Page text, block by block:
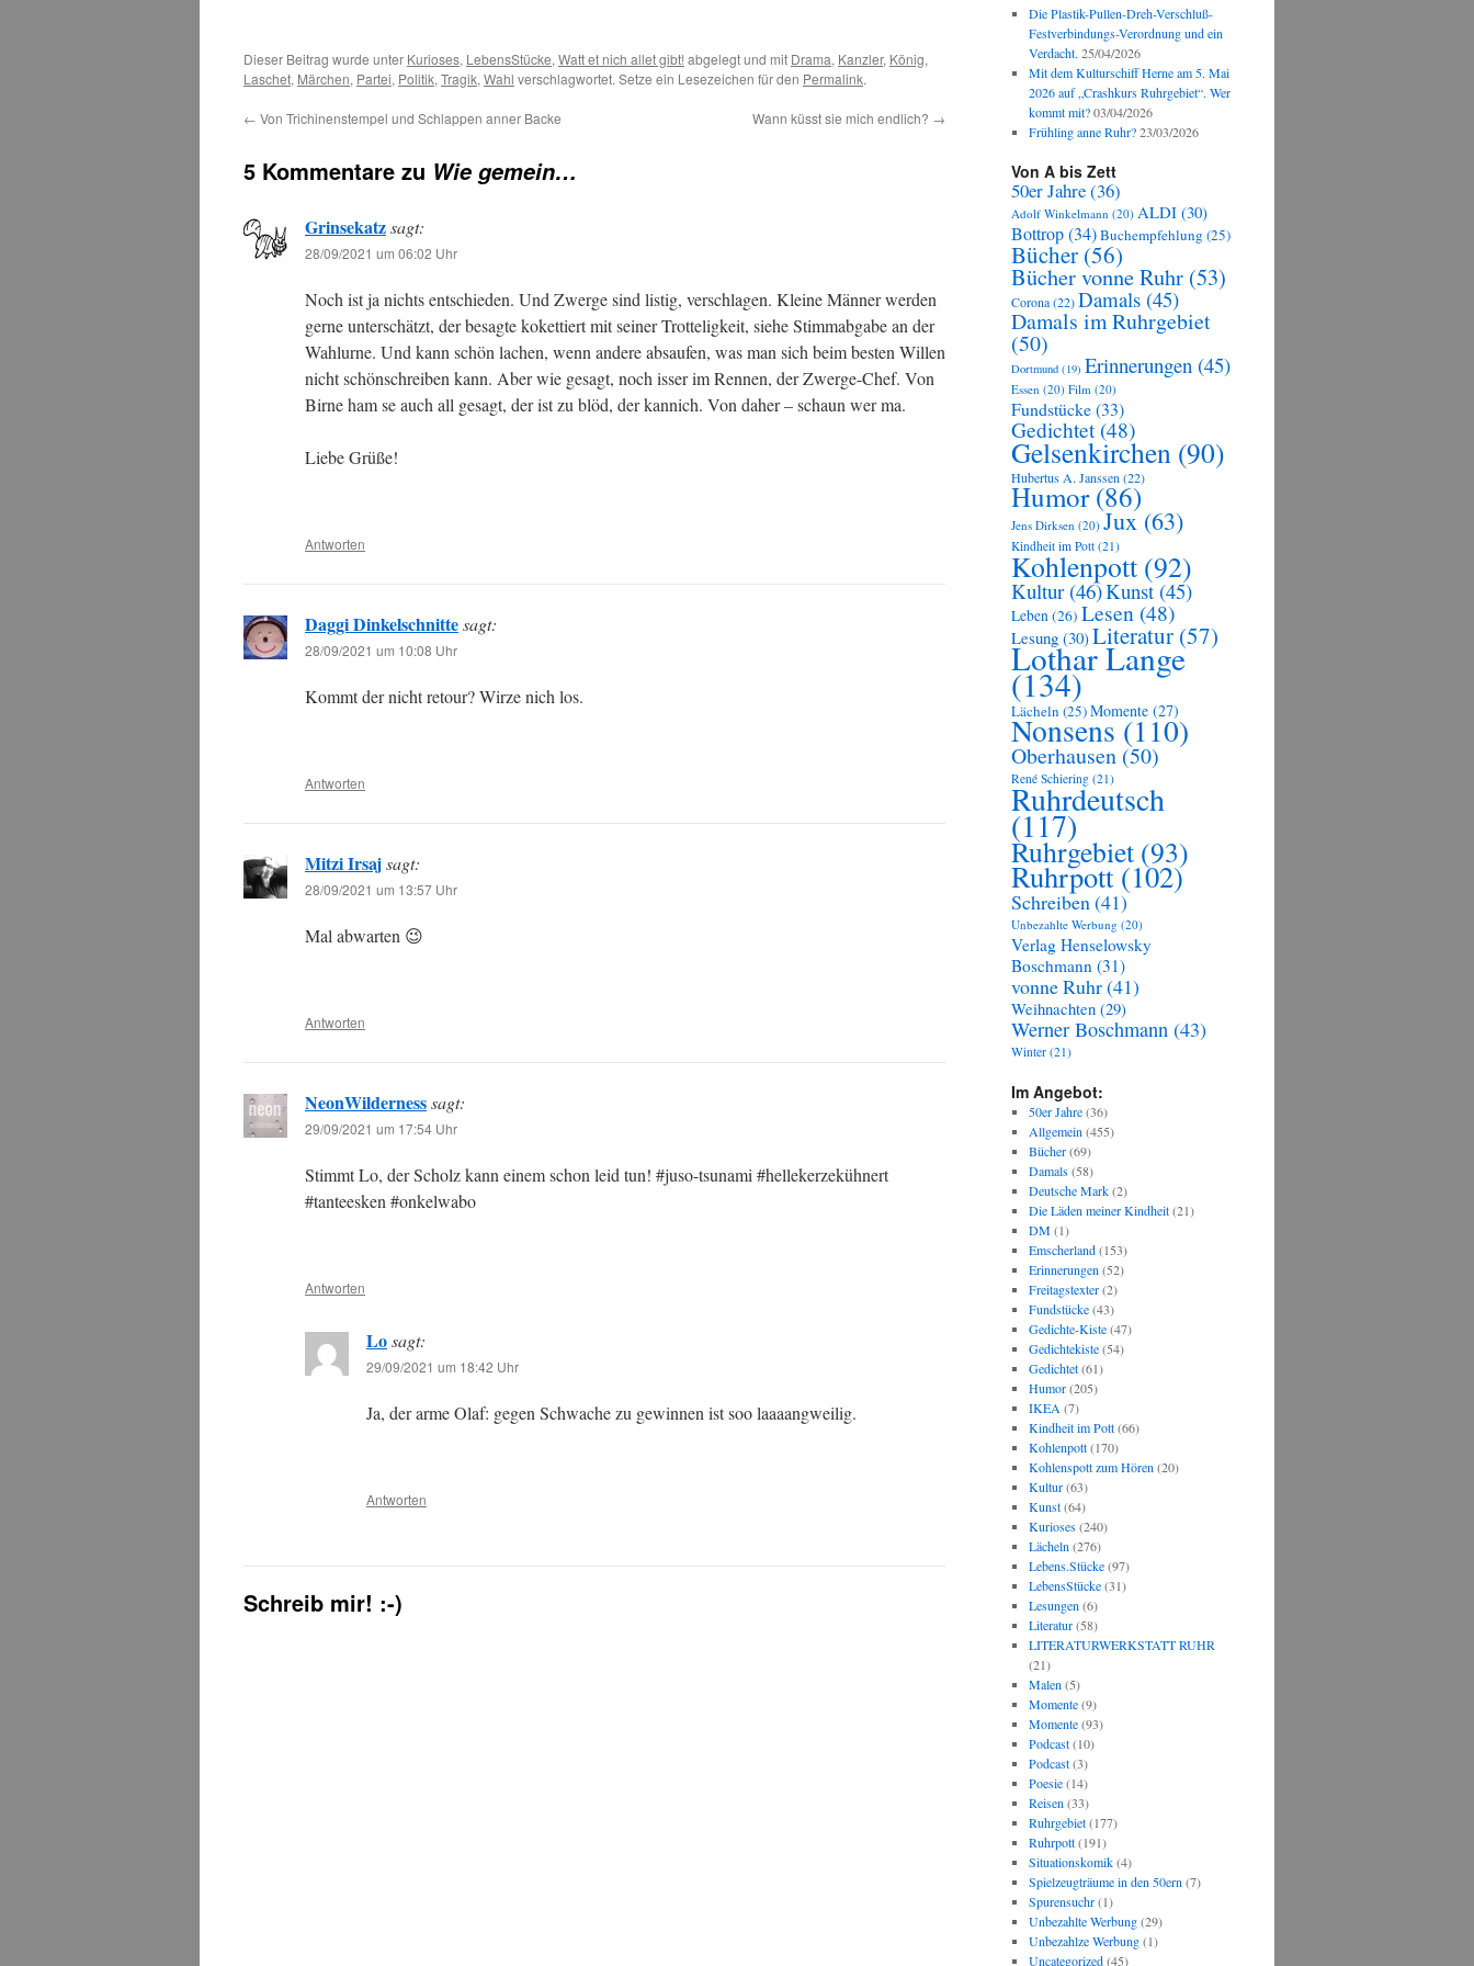
Dieser Beitrag wurde unter Kurioses, LebensStücke, Watt et nich allet gibt! abgelegt und mit Drama, Kanzler, König,
Laschet, Märchen, Partei, Politik, Tragik, Wahl verschlagwortet. Setze ein Lesezeichen für den Permalink.
← Von Trichinenstempel und Schlappen anner Backe Wann küsst sie mich endlich? →
5 Kommentare zu Wie gemein…
Grinsekatzsagt:
28/09/2021 um 06:02 Uhr
Noch ist ja nichts entschieden. Und Zwerge sind listig, verschlagen. Kleine Männer werden
gerne unterschätzt, der besagte kokettiert mit seiner Trotteligkeit, siehe Stimmabgabe an der
Wahlurne. Und kann schön lachen, wenn andere absaufen, was man sich beim besten Willen
nicht schönschreiben kann. Aber wie gesagt, noch isser im Rennen, der Zwerge-Chef. Von
Birne ham se auch all gesagt, der ist zu blöd, der kannich. Von daher – schaun wer ma.
Liebe Grüße!
Antworten
Daggi Dinkelschnittesagt:
28/09/2021 um 10:08 Uhr
Kommt der nicht retour? Wirze nich los.
Antworten
Mitzi Irsajsagt:
28/09/2021 um 13:57 Uhr
Mal abwarten 😉
Antworten
NeonWildernesssagt:
29/09/2021 um 17:54 Uhr
Stimmt Lo, der Scholz kann einem schon leid tun! #juso-tsunami #hellekerzekühnert
#tanteesken #onkelwabo
Antworten
Losagt:
29/09/2021 um 18:42 Uhr
Ja, der arme Olaf: gegen Schwache zu gewinnen ist soo laaaangweilig.
Antworten
Schreib mir! :-)
Die Plastik-Pullen-Dreh-Verschluß-
Festverbindungs-Verordnung und ein
Verdacht. 25/04/2026
Mit dem Kulturschiff Herne am 5. Mai
2026 auf „Crashkurs Ruhrgebiet“. Wer
kommt mit? 03/04/2026
Frühling anne Ruhr? 23/03/2026
Von A bis Zett
50er Jahre(36)
Adolf Winkelmann (20) ALDI (30)
Bottrop(34)Buchempfehlung (25)
Bücher (56)
Bücher vonne Ruhr (53)
Corona(22)Damals (45)
Damals im Ruhrgebiet
(50)
Dortmund (19) Erinnerungen (45)
Essen (20) Film (20)
Fundstücke(33)
Gedichtet(48)
Gelsenkirchen (90)
Hubertus A. Janssen(22)
Humor(86)
Jens Dirksen (20) Jux (63)
Kindheit im Pott (21)
Kohlenpott (92)
Kultur(46)Kunst (45)
Leben(26) Lesen (48)
Lesung (30)Literatur (57)
Lothar Lange
(134)
Lächeln (25)Momente (27)
Nonsens(110)
Oberhausen (50)
René Schiering (21)
Ruhrdeutsch
(117)
Ruhrgebiet (93)
Ruhrpott(102)
Schreiben(41)
Unbezahlte Werbung (20)
Verlag Henselowsky
Boschmann (31)
vonne Ruhr(41)
Weihnachten (29)
Werner Boschmann (43)
Winter (21)
Im Angebot:
50er Jahre(36)
Allgemein(455)
Bücher(69)
Damals(58)
Deutsche Mark(2)
Die Läden meiner Kindheit(21)
DM(1)
Emscherland(153)
Erinnerungen(52)
Freitagstexter(2)
Fundstücke(43)
Gedichte-Kiste(47)
Gedichtekiste(54)
Gedichtet(61)
Humor(205)
IKEA(7)
Kindheit im Pott(66)
Kohlenpott(170)
Kohlenspott zum Hören(20)
Kultur(63)
Kunst(64)
Kurioses(240)
Lächeln(276)
Lebens.Stücke(97)
LebensStücke(31)
Lesungen(6)
Literatur(58)
LITERATURWERKSTATT RUHR
(21)
Malen(5)
Momente(9)
Momente(93)
Podcast(10)
Podcast(3)
Poesie(14)
Reisen(33)
Ruhrgebiet(177)
Ruhrpott(191)
Situationskomik(4)
Spielzeugträume in den 50ern(7)
Spurensuchr(1)
Unbezahlte Werbung(29)
Unbezahlze Werbung(1)
Uncategorized(45)